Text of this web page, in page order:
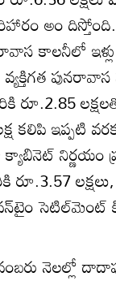
అం
కాలనీలో ఇళ్లు
వ్యక్తిగత
రూ.2.85
కలిపి ఇప్పటి
నిర్ణయం
రూ.3.57
సెటిల్‌మెంట్‌
నెలల్లో